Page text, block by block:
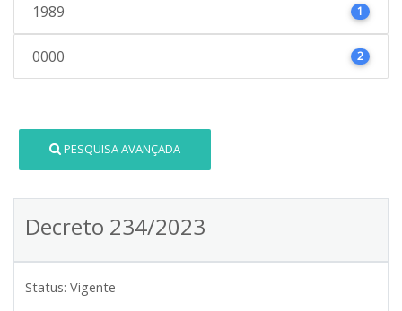
1989 1
0000 2
PESQUISA AVANÇADA
Decreto 234/2023
Status: Vigente